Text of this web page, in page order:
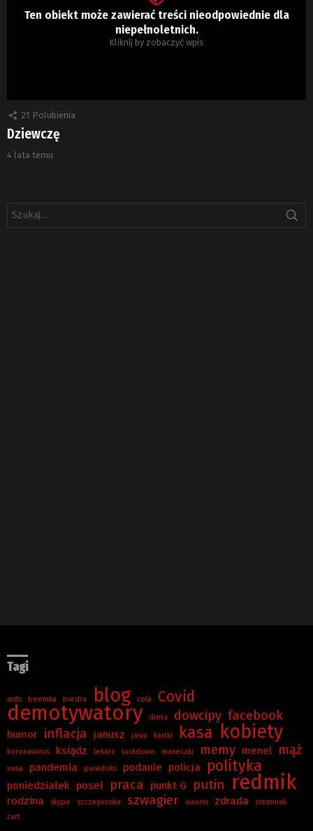
Ten obiekt może zawierać treści nieodpowiednie dla
niepełnoletnich.
Kliknij by zobaczyć wpis
21 Polubienia
Dziewczę
4 lata temu
Tagi
aids beemka biedra blog cola Covid
demotywatory dieta dowcipy facebook
humor inflacja janusz jasiu kartki kasa kobiety
koronawirus ksiądz lekarz lockdown maseczki memy menel mąż
nasa pandemia paradoks podanie policja polityka
poniedziałek poseł praca punkt G putin redmik
rodzina skype szczepionka szwagier xiaomi zdrada
ziemniak
żart